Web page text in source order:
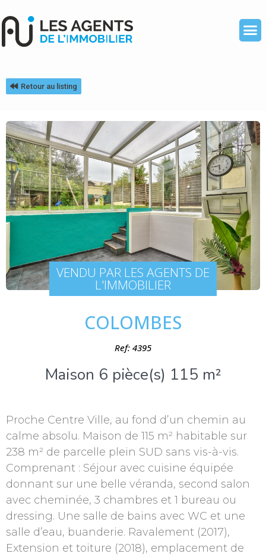
Retour au listing
VENDU PAR LES AGENTS DE
L'IMMOBILIER
COLOMBES
Ref: 4395
Maison 6 pièce(s) 115 m²
Proche Centre Ville, au fond d’un chemin au
calme absolu. Maison de 115 m² habitable sur
238 m² de parcelle plein SUD sans vis-à-vis.
Comprenant : Séjour avec cuisine équipée
donnant sur une belle véranda, second salon
avec cheminée, 3 chambres et 1 bureau ou
dressing. Une salle de bains avec WC et une
salle d’eau, buanderie. Ravalement (2017),
Extension et toiture (2018), emplacement de